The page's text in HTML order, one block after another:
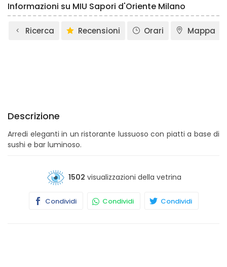
Informazioni su MIU Sapori d'Oriente Milano
Ricerca Recensioni Orari Mappa
Descrizione
Arredi eleganti in un ristorante lussuoso con piatti a base di
sushi e bar luminoso.
1502 visualizzazioni della vetrina
Condividi Condividi Condividi